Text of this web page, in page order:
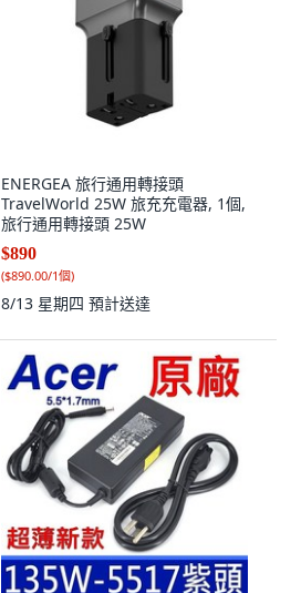
ENERGEA 旅行通用轉接頭
TravelWorld 25W 旅充充電器, 1個,
旅行通用轉接頭 25W
$890
($890.00/1個)
8/13 星期四 預計送達